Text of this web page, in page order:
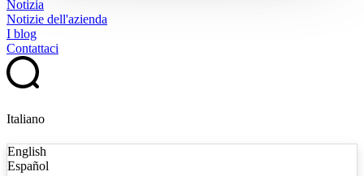
Notizia
Notizie dell'azienda
I blog
Contattaci
Italiano
English
Español